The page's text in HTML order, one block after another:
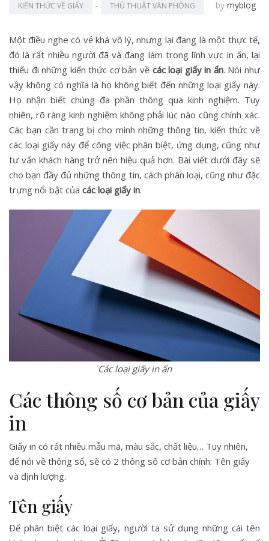
KIẾN THỨC VỀ GIẤY - THỦ THUẬT VĂN PHÒNG by myblog
Một điều nghe có vẻ khá vô lý, nhưng lại đang là một thực tế,
đó là rất nhiều người đã và đang làm trong lĩnh vực in ấn, lại
thiếu đi những kiến thức cơ bản về các loại giấy in ấn. Nói như
vậy không có nghĩa là họ không biết đến những loại giấy này.
Họ nhận biết chúng đa phần thông qua kinh nghiệm. Tuy
nhiên, rõ ràng kinh nghiệm không phải lúc nào cũng chính xác.
Các bạn cần trang bị cho mình những thông tin, kiến thức về
các loại giấy này để công việc phân biệt, ứng dụng, cũng như
tư vấn khách hàng trở nên hiệu quả hơn. Bài viết dưới đây sẽ
cho bạn đầy đủ những thông tin, cách phân loại, cũng như đặc
trưng nổi bật của các loại giấy in.
Các loại giấy in ấn
Các thông số cơ bản của giấy
in
Giấy in có rất nhiều mẫu mã, màu sắc, chất liệu… Tuy nhiên,
để nói về thông số, sẽ có 2 thông số cơ bản chính: Tên giấy
và định lượng.
Tên giấy
Để phân biệt các loại giấy, người ta sử dụng những cái tên